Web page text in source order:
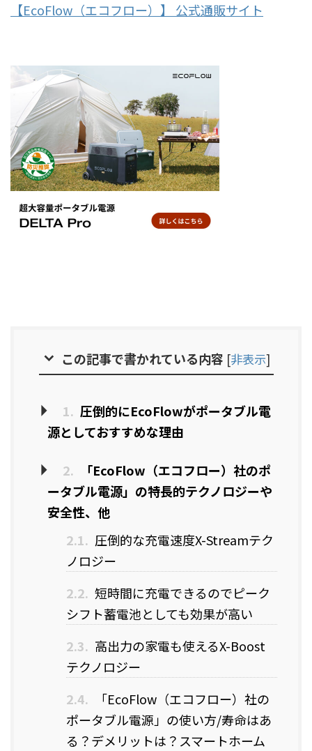
【EcoFlow（エコフロー）】 公式通販サイト
この記事で書かれている内容 [非表示]
1. 圧倒的にEcoFlowがポータブル電
源としておすすめな理由
2.
「EcoFlow（エコフロー）社のポ
ータブル電源」の特長的テクノロジーや
安全性、他
2.1. 圧倒的な充電速度X-Streamテク
ノロジー
2.2. 短時間に充電できるのでピーク
シフト蓄電池としても効果が高い
2.3. 高出力の家電も使えるX-Boost
テクノロジー
2.4.
「EcoFlow（エコフロー）社の
ポータブル電源」の使い方/寿命はあ
る？デメリットは？スマートホーム